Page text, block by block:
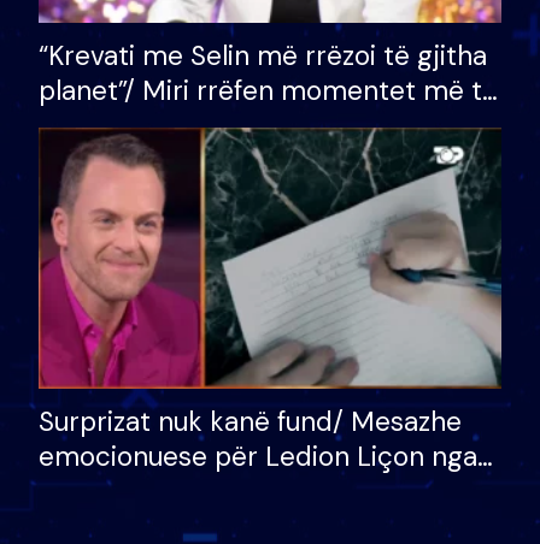
“Krevati me Selin më rrëzoi të gjitha
planet”/ Miri rrëfen momentet më të
bukura në shtëpinë e BB VIP: Do më
mungojë zilja e mëngjesit kur…
Surprizat nuk kanë fund/ Mesazhe
emocionuese për Ledion Liçon nga
nëna dhe fëmijët e tij, moderatori
nuk i mban dot lotët: Nuk meritoj…